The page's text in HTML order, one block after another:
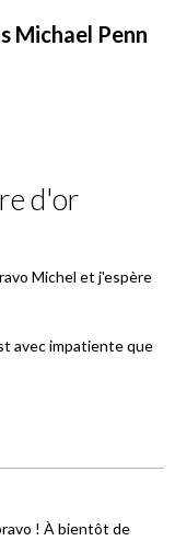
Michael Penn
d'or
Michel et j'espère
avec impatiente que
! À bientôt de